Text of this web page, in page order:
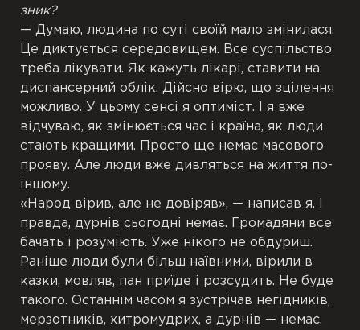
зник?
— Думаю, людина по суті своїй мало змінилася.
Це диктується середовищем. Все суспільство
треба лікувати. Як кажуть лікарі, ставити на
диспансерний облік. Дійсно вірю, що зцілення
можливо. У цьому сенсі я оптиміст. І я вже
відчуваю, як змінюється час і країна, як люди
стають кращими. Просто ще немає масового
прояву. Але люди вже дивляться на життя по-
іншому.
«Народ вірив, але не довіряв», — написав я. І
правда, дурнів сьогодні немає. Громадяни все
бачать і розуміють. Уже нікого не обдуриш.
Раніше люди були більш наївними, вірили в
казки, мовляв, пан приїде і розсудить. Не буде
такого. Останнім часом я зустрічав негідників,
мерзотників, хитромудрих, а дурнів — немає.